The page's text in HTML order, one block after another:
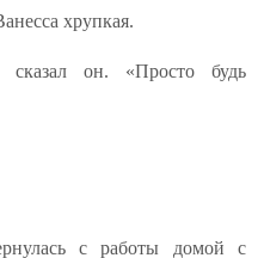
хрупкая.
он. «Просто будь
с работы домой с